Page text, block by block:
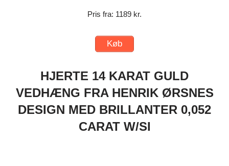
Pris fra: 1189 kr.
Køb
HJERTE 14 KARAT GULD
VEDHÆNG FRA HENRIK ØRSNES
DESIGN MED BRILLANTER 0,052
CARAT W/SI